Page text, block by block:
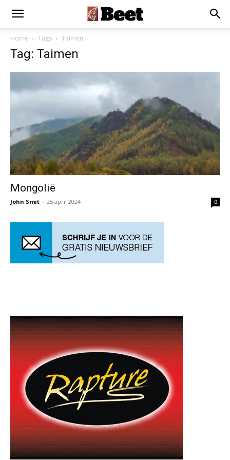
Home Tags Taimen
Tag: Taimen
Mongolië
John Smit - 25 april 2024 0